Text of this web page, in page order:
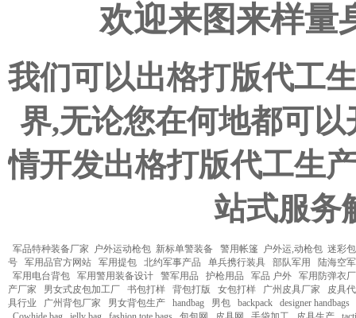
欢迎来图来样量
我们可以出格打版代工
界,无论您在何地都可
情开发出格打版代工生
站式服务
军品特种装备厂家 户外运动枪包 新标单警装备 警用帐篷 户外运,动枪包 迷彩
号
军用品官方网站 军用提包 北约军事产品 单兵携行装具 部队军用
陆海空
军用电台背包
军用警用装备设计 警军用品 护枪用品 军品 户外
军用防弹衣
产厂家
男女式皮包加工厂 书包打样 背包打版 女包打样 广州皮具厂家
皮具
具行业
广州背包厂家 男女背包生产 handbag 男包 backpack
designer handbags